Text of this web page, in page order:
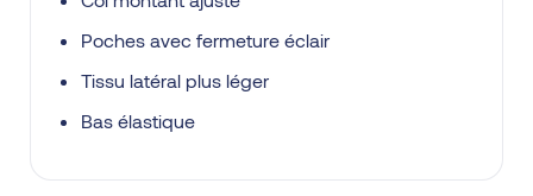
Poches avec fermeture éclair
Tissu latéral plus léger
Bas élastique